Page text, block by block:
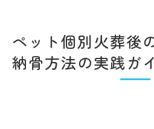
ペット個別火葬後
納骨方法の実践ガ